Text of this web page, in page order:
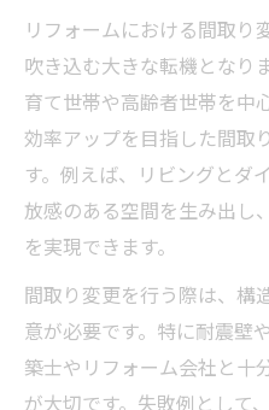
リフォームにおける間取り
吹き込む大きな転機となり
育て世帯や高齢者世帯を中
効率アップを目指した間取
す。例えば、リビングとダ
放感のある空間を生み出し
を実現できます。
間取り変更を行う際は、構
意が必要です。特に耐震壁
築士やリフォーム会社と十
が大切です。失敗例として